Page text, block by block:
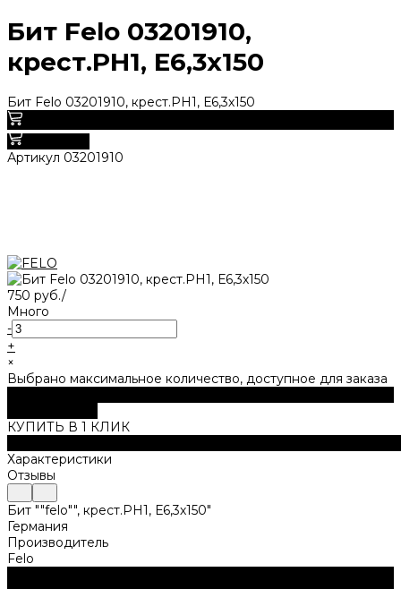
Бит Felo 03201910,
крест.PН1, Е6,3х150
Бит Felo 03201910, крест.PН1, Е6,3х150
Артикул 03201910
750 руб./
Много
-
+
×
Выбрано максимальное количество, доступное для заказа
КУПИТЬ В 1 КЛИК
Характеристики
Отзывы
Бит ""felo"", крест.PН1, Е6,3х150"
Германия
Производитель
Felo